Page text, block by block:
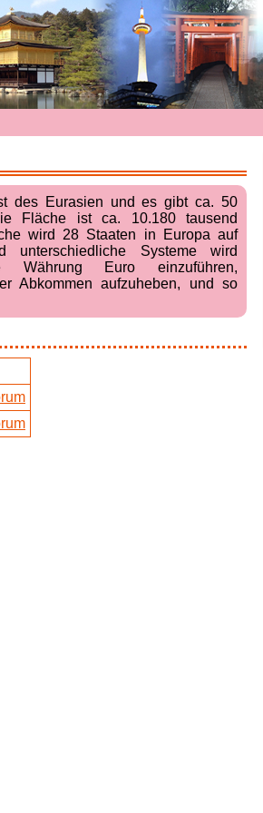
des Eurasien und es gibt ca. 50
Fläche ist ca. 10.180 tausend
wird 28 Staaten in Europa auf
unterschiedliche Systeme wird
Währung Euro einzuführen,
Abkommen aufzuheben, und so